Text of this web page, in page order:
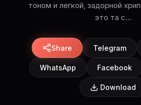
тоном и легкой, задорной
это та с...
Share Telegram
WhatsApp Facebook
Download